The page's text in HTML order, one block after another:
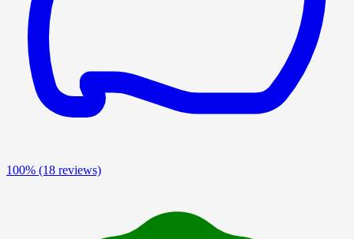
100% (18 reviews)